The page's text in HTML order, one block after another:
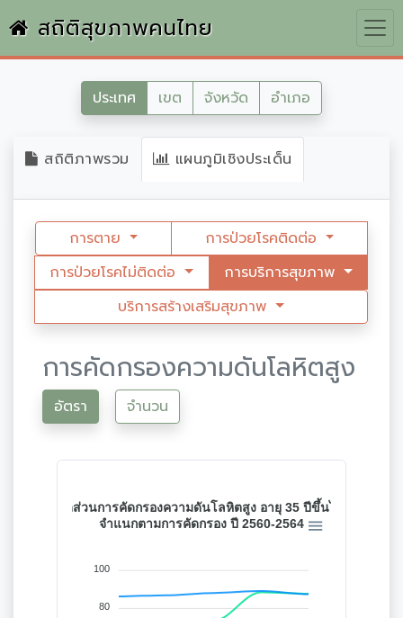
สถิติสุขภาพคนไทย
ประเทศ เขต จังหวัด อำเภอ
สถิติภาพรวม แผนภูมิเชิงประเด็น
การตาย
การป่วยโรคติดต่อ
การป่วยโรคไม่ติดต่อ
การบริการสุขภาพ
บริการสร้างเสริมสุขภาพ
การคัดกรองความดันโลหิตสูง
อัตรา จำนวน